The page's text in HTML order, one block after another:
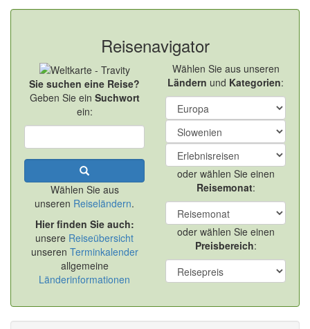
Reisenavigator
Sie suchen eine Reise?
Geben Sie ein Suchwort
ein:
Wählen Sie aus
unseren Reiseländern.
Hier finden Sie auch:
unsere Reiseübersicht
unseren Terminkalender
allgemeine
Länderinformationen
Wählen Sie aus unseren
Ländern und Kategorien:
oder wählen Sie einen
Reisemonat:
oder wählen Sie einen
Preisbereich: